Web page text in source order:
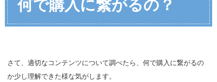
何で購入に繋がるの？
さて、適切なコンテンツについて調べたら、何で購入に繋がるの
か少し理解できた様な気がします。